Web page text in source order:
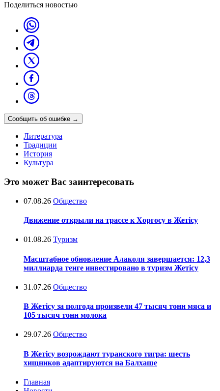
Поделиться новостью
Сообщить об ошибке →
Литература
Традиции
История
Культура
Это может Вас заинтересовать
07.08.26 Общество
Движение открыли на трассе к Хоргосу в Жетісу
01.08.26 Туризм
Масштабное обновление Алаколя завершается: 12,3
миллиарда тенге инвестировано в туризм Жетісу
31.07.26 Общество
В Жетісу за полгода произвели 47 тысяч тонн мяса и
105 тысяч тонн молока
29.07.26 Общество
В Жетісу возрождают туранского тигра: шесть
хищников адаптируются на Балхаше
Главная